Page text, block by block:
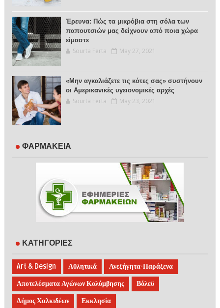
Έρευνα: Πώς τα μικρόβια στη σόλα των
παπουτσιών μας δείχνουν από ποια χώρα
είμαστε
Sourta Ferta May 27, 2021
«Μην αγκαλιάζετε τις κότες σας» συστήνουν
οι Αμερικανικές υγειονομικές αρχές
Sourta Ferta May 23, 2021
ΦΑΡΜΑΚΕΙΑ
ΚΑΤΗΓΟΡΙΕΣ
Art & Design Αθλητικά Ανεξήγητα-Παράξενα
Αποτελέσματα Αγώνων Κολύμβησης Βόλεϋ
Δήμος Χαλκιδέων Εκκλησία